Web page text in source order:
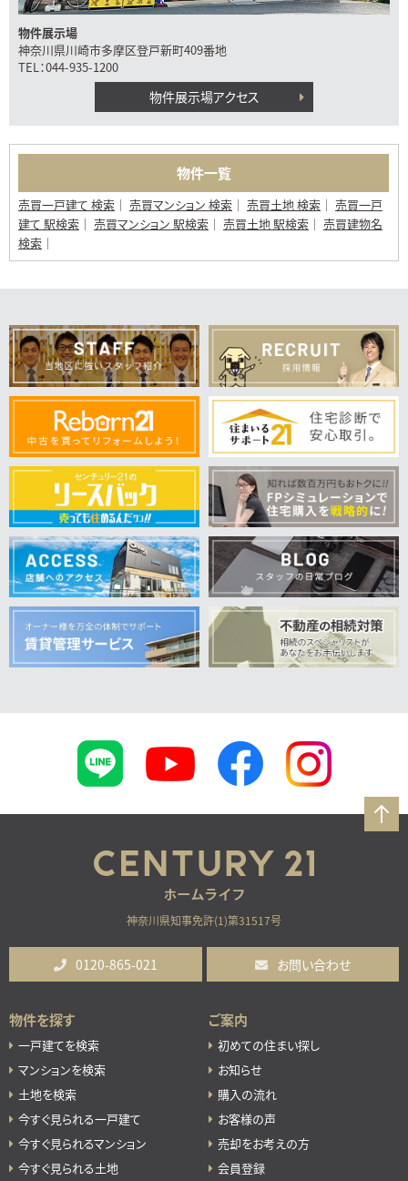
物件展示場
神奈川県川崎市多摩区登戸新町409番地
TEL：044-935-1200
物件展示場アクセス
物件一覧
売買一戸建て 検索 売買マンション 検索 売買土地 検索
売買一戸
建て 駅検索
売買マンション 駅検索 売買土地 駅検索
売買建物名
検索
神奈川県知事免許(1)第31517号
0120-865-021 お問い合わせ
物件を探す
一戸建てを検索
マンションを検索
土地を検索
今すぐ見られる一戸建て
今すぐ見られるマンション
今すぐ見られる土地
ご案内
初めての住まい探し
お知らせ
購入の流れ
お客様の声
売却をお考えの方
会員登録